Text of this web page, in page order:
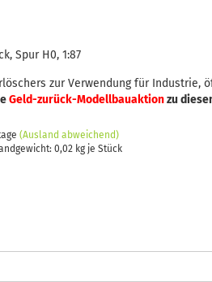
Spur H0, 1:87
zur Verwendung für
Geld-zurück-Modellbauaktionzu
(Ausland abweichend)
0,02 kg je Stück